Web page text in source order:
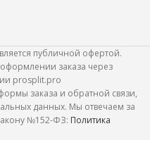
публичной офертой.
заказа через
prosplit.pro
заказа и обратной связи,
данных. Мы отвечаем за
№152-ФЗ: Политика